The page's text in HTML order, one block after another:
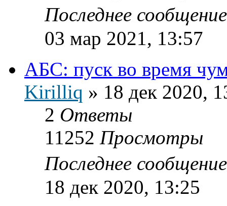
Последнее
03 мар 2021, 13:57
АБС: пуск во время
Kirilliq » 18 дек 2020,
2 Ответы
11252 Просмотры
Последнее
18 дек 2020, 13:25